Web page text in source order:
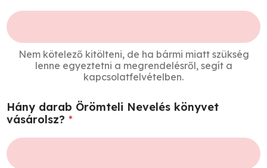
Nem kötelező kitölteni, de ha bármi miatt szükség
lenne egyeztetni a megrendelésről, segít a
kapcsolatfelvételben.
Hány darab Örömteli Nevelés könyvet
vásárolsz? *